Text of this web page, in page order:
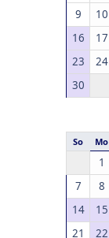
9
10
16
17
23
24
30
So Mo
1
7
8
14
15
21
22